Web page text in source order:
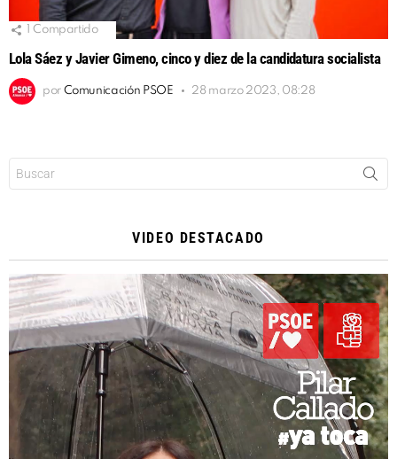
Compartido
Lola Sáez y Javier Gimeno, cinco y diez de la candidatura socialista
por Comunicación PSOE 28 marzo 2023, 08:28
VIDEO DESTACADO
Reproductor
de
vídeo